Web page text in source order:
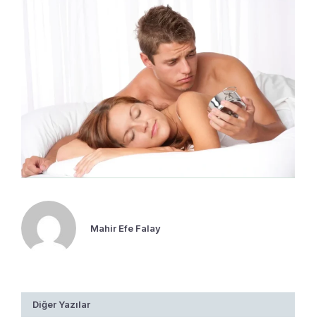
Mahir Efe Falay
Diğer Yazılar